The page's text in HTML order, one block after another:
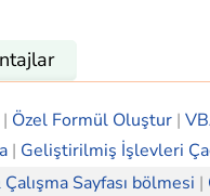
| Özel Formül Oluştur |
| Geliştirilmiş İşlevleri
Çalışma Sayfası bölmesi |